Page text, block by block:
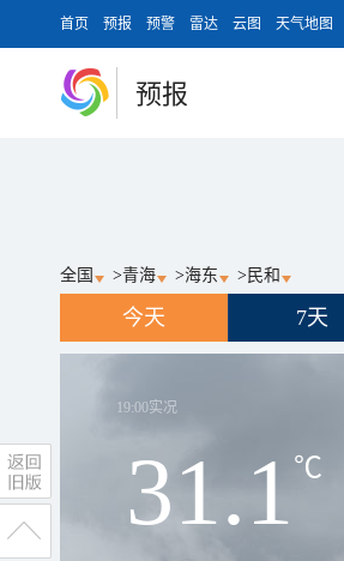
首页 预报 预警 雷达 云图 天气地图
预报
全国 >青海 >海东 > 民和
今天 7天
19:00实况
31.1℃